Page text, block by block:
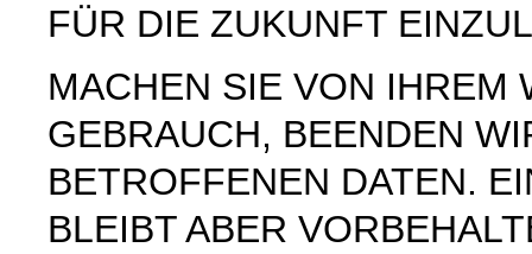
FÜR DIE ZUKUNFT
MACHEN SIE VON IHREM
GEBRAUCH, BEENDEN
BETROFFENEN DATEN.
BLEIBT ABER